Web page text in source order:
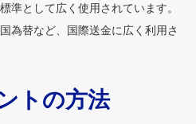
準として広く使用されています。
為替など、国際送金に広く利用さ
トの方法